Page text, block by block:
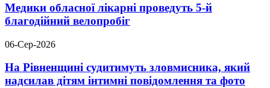
Медики обласної лікарні проведуть 5-й
благодійний велопробіг
06-Сер-2026
На Рівненщині судитимуть зловмисника, який
надсилав дітям інтимні повідомлення та фото